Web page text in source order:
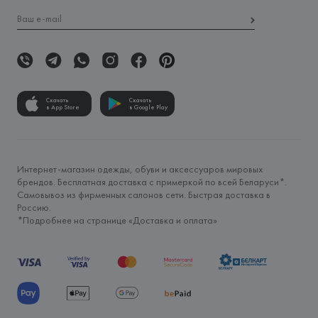
Скачать
в App Store
Скачать
в Google Play
Интернет-магазин одежды, обуви и аксессуаров мировых
брендов. Бесплатная доставка с примеркой по всей Беларуси*.
Самовывоз из фирменных салонов сети. Быстрая доставка в
Россию.
*Подробнее на странице «Доставка и оплата»